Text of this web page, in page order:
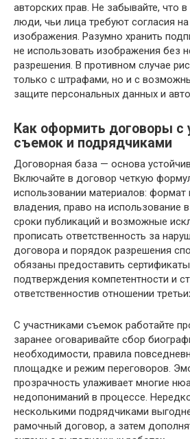
авторских прав. Не забывайте, что
люди, чьи лица требуют согласия
изображения. Разумно хранить
не использовать изображения без
разрешения. В противном случае
только с штрафами, но и с
защите персональных данных и
Как оформить договоры с
съемок и подрядчиками
Договорная база — основа
Включайте в договор четкую
использовании материалов: формат
владения, право на использование
сроки публикаций и возможные
прописать ответственность за
договора и порядок разрешения
обязаны предоставить
подтверждения компетентности и
ответственностив отношении
С участниками съемок работайте
заранее оговаривайте сбор
необходимости, правила
площадке и режим переговоров.
прозрачность улаживает многие
недопониманий в процессе.
несколькими подрядчиками
рамочный договор, а затем